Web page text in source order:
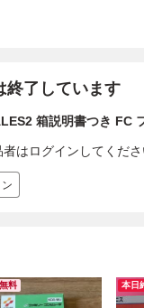
終了しています
箱説明書つき FC
はログインしてくださ
料 本日